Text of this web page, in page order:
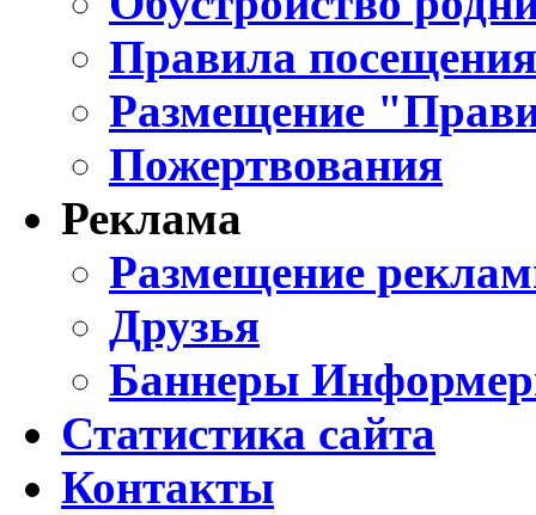
Правила
Размещение
Пожертвования
Реклама
Размещение
Друзья
Баннеры
Статистика сайта
Контакты